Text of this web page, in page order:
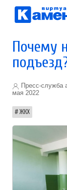
Почему
Пресс-служба
мая 2022
ЖКХ